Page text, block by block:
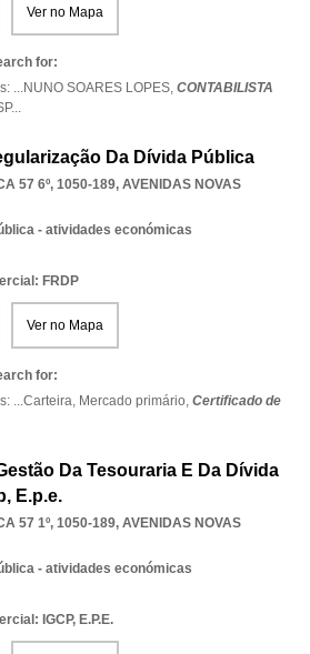
Ver no Mapa
for:
...NUNO SOARES LOPES, CONTABILISTA
...
Da Dívida Pública
57 6º, 1050-189, AVENIDAS NOVAS
- atividades económicas
FRDP
Ver no Mapa
for:
...Carteira, Mercado primário, Certificado de
Da Tesouraria E Da Dívida
E.p.e.
57 1º, 1050-189, AVENIDAS NOVAS
- atividades económicas
IGCP, E.P.E.